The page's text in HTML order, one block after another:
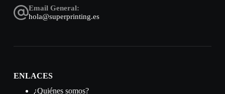
Email General:
hola@superprinting.es
ENLACES
¿Quiénes somos?